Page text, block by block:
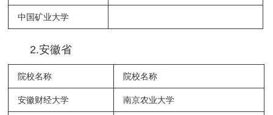
中国矿业大学
2.安徽省
院校名称 院校名称
安徽财经大学 南京农业大学